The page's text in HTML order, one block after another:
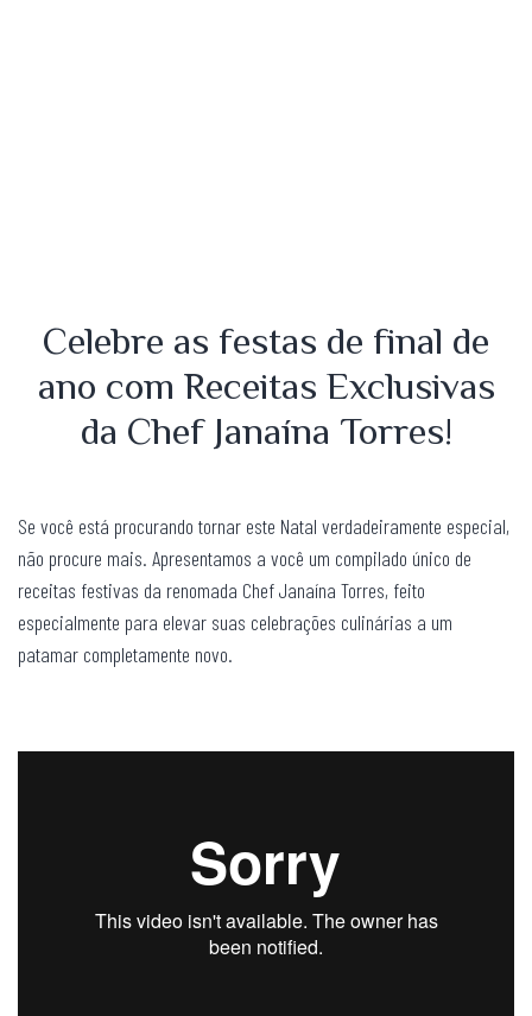
Celebre as festas de final de
ano com Receitas Exclusivas
da Chef Janaína Torres!
Se você está procurando tornar este Natal verdadeiramente especial,
não procure mais. Apresentamos a você um compilado único de
receitas festivas da renomada Chef Janaína Torres, feito
especialmente para elevar suas celebrações culinárias a um
patamar completamente novo.